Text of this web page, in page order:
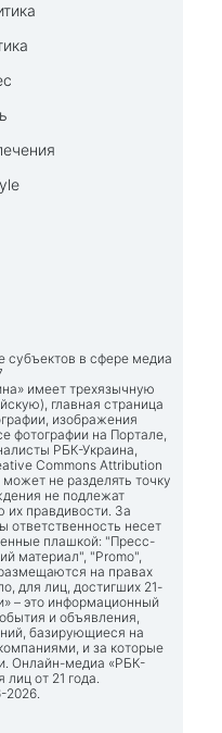
субъектов в сфере медиа
имеет трехязычную
главная страница
изображения
фотографии на Портале,
РБК-Украина,
Commons Attribution
не разделять точку
не подлежат
правдивости. За
ответственность несет
плашкой: "Пресс-
материал", "Promo",
на правах
для лиц, достигших 21-
– это информационный
и объявления,
базирующиеся на
и за которые
Онлайн-медиа «РБК-
лиц от 21 года.
2026.